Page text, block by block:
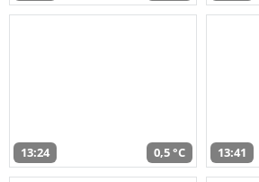
13:24 0,5 °C 13:41